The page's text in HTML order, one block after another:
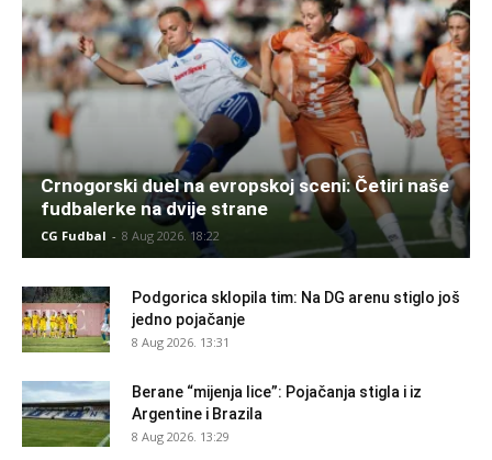
Crnogorski duel na evropskoj sceni: Četiri naše
fudbalerke na dvije strane
CG Fudbal - 8 Aug 2026. 18:22
Podgorica sklopila tim: Na DG arenu stiglo još
jedno pojačanje
8 Aug 2026. 13:31
Berane “mijenja lice”: Pojačanja stigla i iz
Argentine i Brazila
8 Aug 2026. 13:29